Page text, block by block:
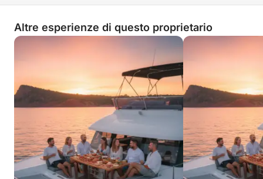
totale: addio al nubilato, compleanno, gita con gli
amici o giornata in famiglia... la tua esperienza si
adatta al tuo stile.
Un ritorno con stile
Alle 16:30, rientrate al porto con la sensazione di
aver vissuto una giornata davvero speciale, un mix
di lusso discreto e totale libertà.
✨ Punti salienti dell'esperienza
• Catamarano privato al 100% (6 ore)
• Skipper professionista dedicato
• Carburante incluso
Altre esperienze di questo proprietario